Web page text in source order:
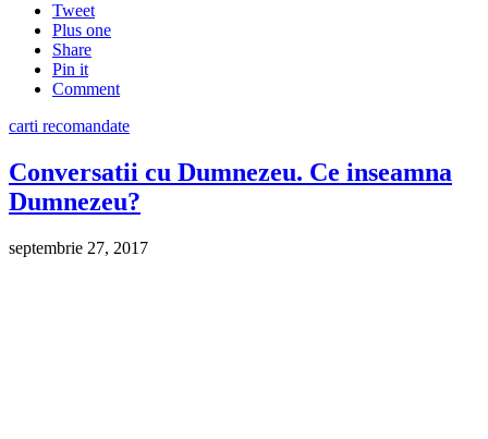
Tweet
Plus one
Share
Pin it
Comment
carti recomandate
Conversatii cu Dumnezeu. Ce inseamna
Dumnezeu?
septembrie 27, 2017